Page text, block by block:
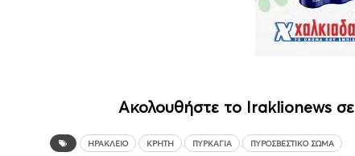
Ακολουθήστε το Iraklionews σε
ΗΡΆΚΛΕΙΟ ΚΡΉΤΗ ΠΥΡΚΑΓΙΆ ΠΥΡΟΣΒΕΣΤΙΚΌ ΣΏΜΑ